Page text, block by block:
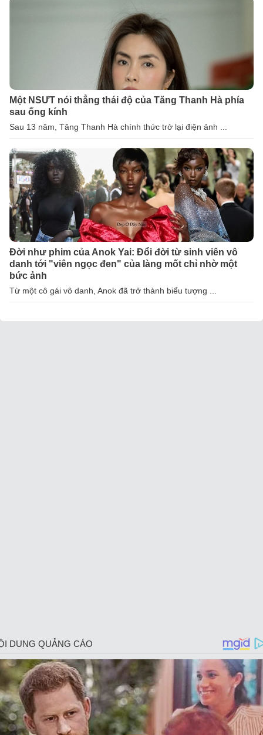
Một NSƯT nói thẳng thái độ của Tăng Thanh Hà phía
sau ống kính
Sau 13 năm, Tăng Thanh Hà chính thức trở lại điện ảnh ...
Đời như phim của Anok Yai: Đổi đời từ sinh viên vô
danh tới "viên ngọc đen" của làng mốt chỉ nhờ một
bức ảnh
Từ một cô gái vô danh, Anok đã trở thành biểu tượng ...